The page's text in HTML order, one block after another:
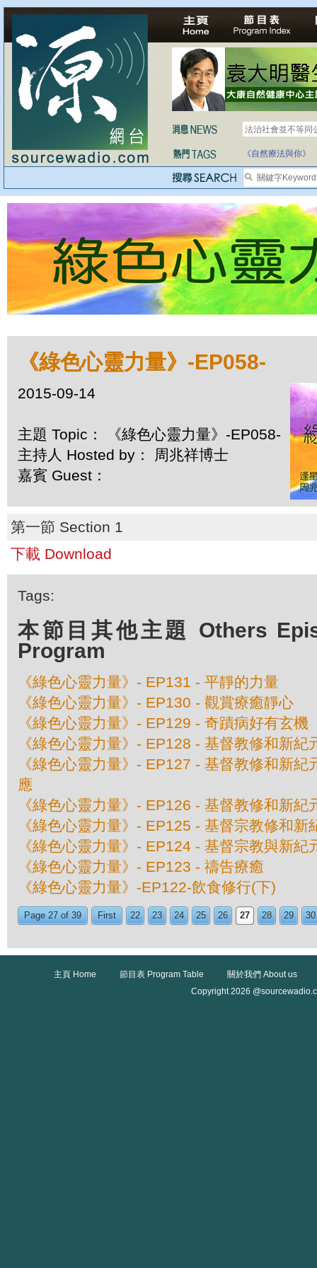
法治社會並不等同
自家教育合法化-
《自然療法與你》
《綠色心靈力量》-EP058-
2015-09-14
主題 Topic： 《綠色心靈力量》-EP058-
主持人 Hosted by： 周兆祥博士
嘉賓 Guest：
第一節 Section 1
下載 Download
Tags:
本節目其他主題 Others
Program
《綠色心靈力量》- EP131 - 平靜的力量
《綠色心靈力量》- EP130 - 觀賞療癒靜心
《綠色心靈力量》- EP129 - 奇蹟病好有玄機
《綠色心靈力量》- EP128 - 基督教修和新紀
《綠色心靈力量》- EP127 - 基督教修和新紀
應
《綠色心靈力量》- EP126 - 基督教修和新紀
《綠色心靈力量》- EP125 - 基督宗教修和新
《綠色心靈力量》- EP124 - 基督宗教與新紀
《綠色心靈力量》- EP123 - 禱告療癒
《綠色心靈力量》-EP122-飲食修行(下)
Page 27 of 39 First 22 23 24 25 26 27 28 29 30
主頁 Home 節目表 Program Table
關於我們 About us
Copyright 2026